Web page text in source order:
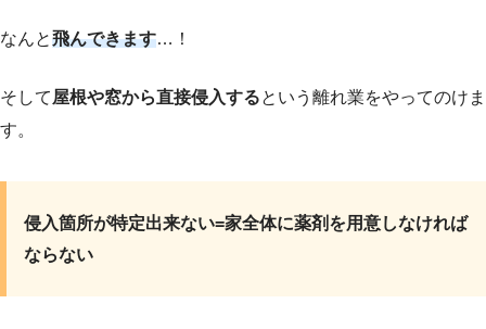
なんと飛んできます…！
そして屋根や窓から直接侵入するという離れ業をやってのけま
す。
侵入箇所が特定出来ない=家全体に薬剤を用意しなければ
ならない